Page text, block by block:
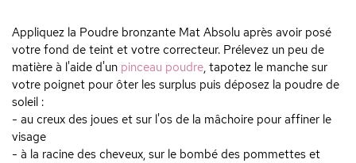
Appliquez la Poudre bronzante Mat Absolu après avoir posé
votre fond de teint et votre correcteur. Prélevez un peu de
matière à l'aide d'un pinceau poudre, tapotez le manche sur
votre poignet pour ôter les surplus puis déposez la poudre de
soleil :
- au creux des joues et sur l'os de la mâchoire pour affiner le
visage
- à la racine des cheveux, sur le bombé des pommettes et